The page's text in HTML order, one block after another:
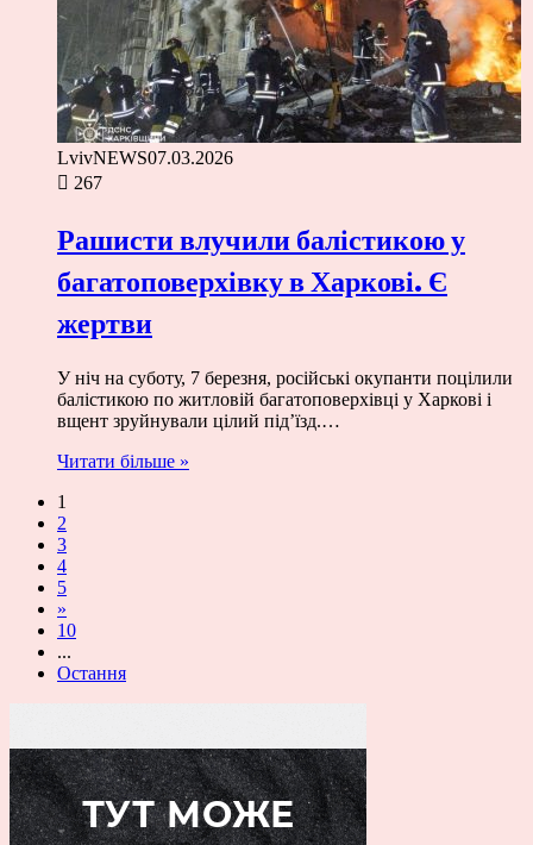
LvivNEWS07.03.2026
267
Рашисти влучили балістикою у
багатоповерхівку в Харкові. Є
жертви
У ніч на суботу, 7 березня, російські окупанти поцілили
балістикою по житловій багатоповерхівці у Харкові і
вщент зруйнували цілий під’їзд.…
Читати більше »
1
2
3
4
5
»
10
...
Остання